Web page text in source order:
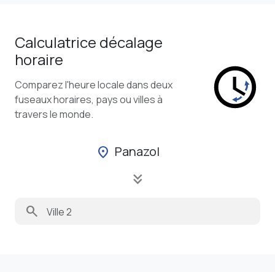
Calculatrice décalage
horaire
Comparez l'heure locale dans deux
fuseaux horaires, pays ou villes à
travers le monde.
location_on Panazol
keyboard_double_arrow_down
search